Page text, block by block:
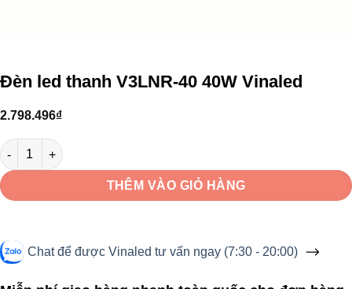
Đèn led thanh V3LNR-40 40W Vinaled
2.798.496₫
Đèn led thanh V3LNR-40 40W Vinaled số lượng
THÊM VÀO GIỎ HÀNG
Chat để được Vinaled tư vấn ngay (7:30 - 20:00)